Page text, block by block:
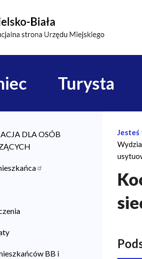
Turysta
DLA OSÓB
BB i
Ś
c
e
ż
n